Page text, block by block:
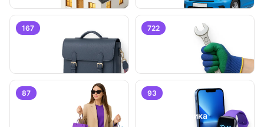
167 722
87
Личные вещи
93
Электроника